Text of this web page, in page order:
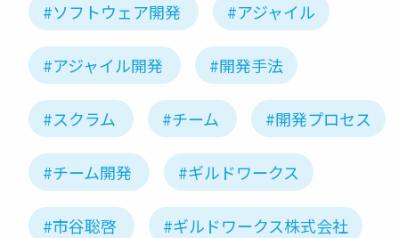
#ソフトウェア開発 #アジャイル
#アジャイル開発 #開発手法
#スクラム #チーム #開発プロセス
#チーム開発 #ギルドワークス
#市谷聡啓 #ギルドワークス株式会社